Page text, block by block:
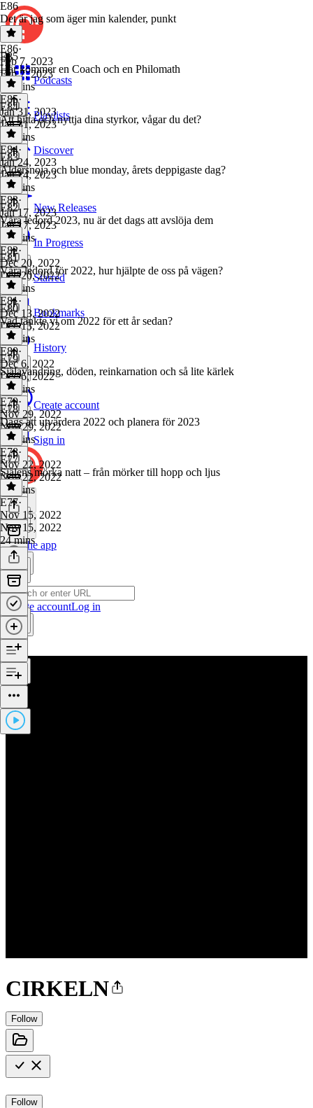
Podcasts
Playlists
Discover
New Releases
In Progress
Starred
Bookmarks
History
Create account
Sign in
Get the app
Create accountLog in
CIRKELN
Follow
Follow
E86
Det är jag som äger min kalender, punkt
E86·
Feb 7, 2023
Feb 7, 2023
20 mins
E85
Här kommer en Coach och en Philomath
E85·
Jan 31, 2023
Jan 31, 2023
27 mins
E84
Att hitta och nyttja dina styrkor, vågar du det?
E84·
Jan 24, 2023
Jan 24, 2023
28 mins
E83
Åldersnoja och blue monday, årets deppigaste dag?
E83·
Jan 17, 2023
Jan 17, 2023
26 mins
E82
Våra ledord 2023, nu är det dags att avslöja dem
E82·
Dec 20, 2022
Dec 20, 2022
30 mins
E81
Våra ledord för 2022, hur hjälpte de oss på vägen?
E81·
Dec 13, 2022
Dec 13, 2022
28 mins
E80
Vad tänkte vi om 2022 för ett år sedan?
E80·
Dec 6, 2022
Dec 6, 2022
33 mins
E79
Själavandring, döden, reinkarnation och så lite kärlek
E79·
Nov 29, 2022
Nov 29, 2022
32 mins
E78
Dags att utvärdera 2022 och planera för 2023
E78·
Nov 22, 2022
Nov 22, 2022
27 mins
E77
Själens mörka natt – från mörker till hopp och ljus
E77·
Nov 15, 2022
Nov 15, 2022
24 mins